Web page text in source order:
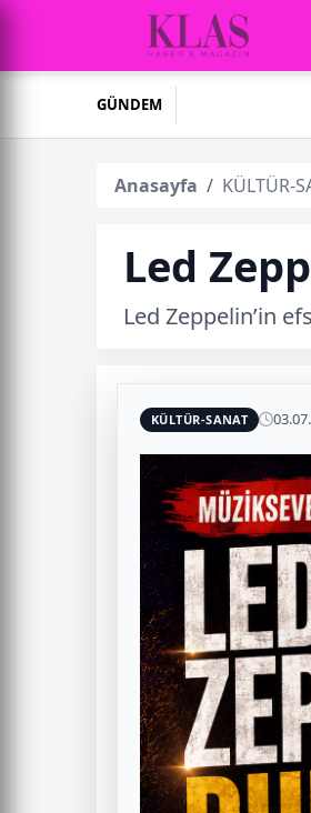
GÜNDEM
Anasayfa KÜLTÜR-
Led
Led Zeppelin’in
KÜLTÜR-SANAT